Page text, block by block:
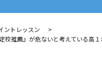
ントレッスン
校推薦』が危ないと考えている高